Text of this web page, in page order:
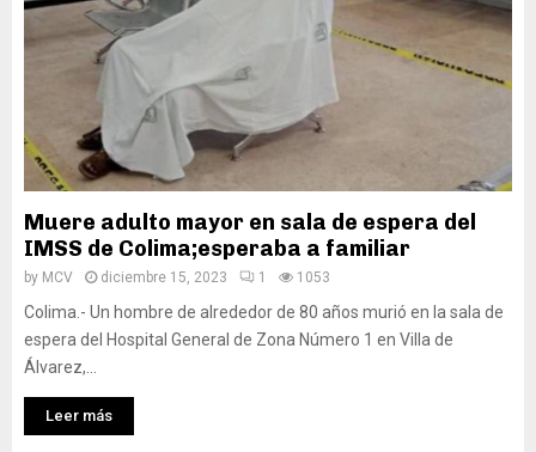
Muere adulto mayor en sala de espera del
IMSS de Colima;esperaba a familiar
by MCV diciembre 15, 2023 1 1053
Colima.- Un hombre de alrededor de 80 años murió en la sala de
espera del Hospital General de Zona Número 1 en Villa de
Álvarez,...
Leer más